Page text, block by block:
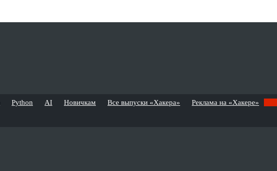
Python AI Новичкам Все выпуски «Хакера» Реклама на «Хакере»